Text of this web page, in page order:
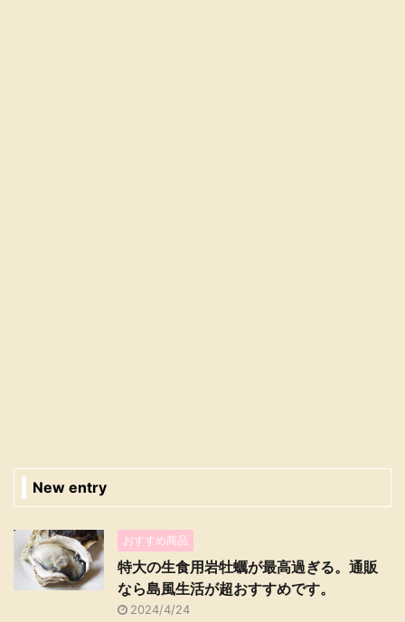
New entry
おすすめ商品
特大の生食用岩牡蠣が最高過ぎる。通販
なら島風生活が超おすすめです。
2024/4/24